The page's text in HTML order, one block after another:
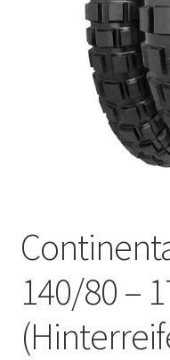
140/80 –